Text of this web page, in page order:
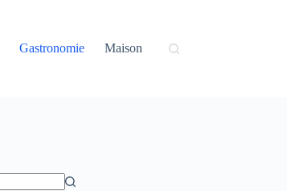
Gastronomie Maison